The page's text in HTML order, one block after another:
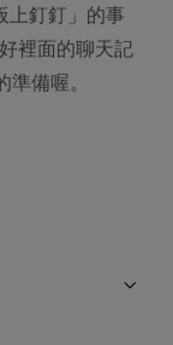
上釘釘」的事
裡面的聊天記
備喔。